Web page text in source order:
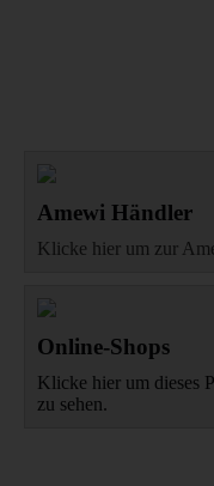
Amewi Händler
Klicke hier um zur
Online-Shops
Klicke hier um dieses
zu sehen.